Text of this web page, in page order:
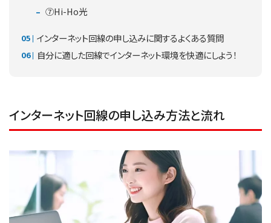
⑦Hi-Ho光
インターネット回線の申し込みに関するよくある質問
自分に適した回線でインターネット環境を快適にしよう！
インターネット回線の申し込み方法と流れ